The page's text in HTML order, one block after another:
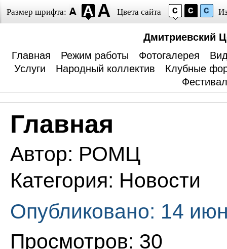
Размер шрифта: Цвета сайта
Дмитриевский
Главная
Режим работы Фотогалерея
Услуги
Народный коллектив
Клубные
Главная
Автор: РОМЦ
Категория: Новости
Опубликовано: 14
Просмотров: 30